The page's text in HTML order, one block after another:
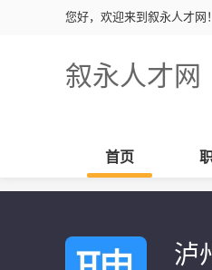
您好，欢迎来到叙永人才网！
叙永人才网
首页
泸